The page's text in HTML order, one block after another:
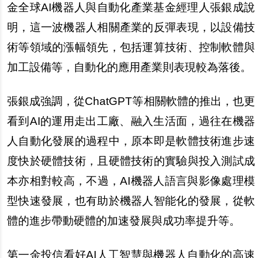
金全球AI機器人與自動化產業基金經理人張銀成說
明，這一波機器人相關產業的反彈表現，以設備技
術等領域的漲幅領先，包括運算技術、控制軟體與
加工設備等，自動化的應用產業則表現較為落後。
張銀成強調，從ChatGPT等相關軟體的推出，也更
看到AI的運用走出工廠、融入生活面，過往在機器
人自動化發展的過程中，原本即是軟體技術進步速
度快於硬體技術，且硬體技術的實驗與投入測試成
本亦相對較高，不過，AI機器人語言與影像處理模
型快速發展，也有助於機器人智能化的發展，從軟
體的進步帶動硬體的加速發展與成功率提升等。
第一金投信看好AI人工智慧與機器人自動化的高速